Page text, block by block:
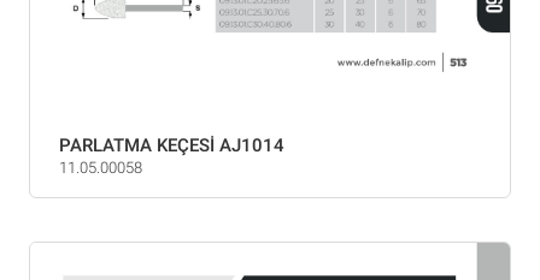
PARLATMA KEÇESİ AJ1014
11.05.00058